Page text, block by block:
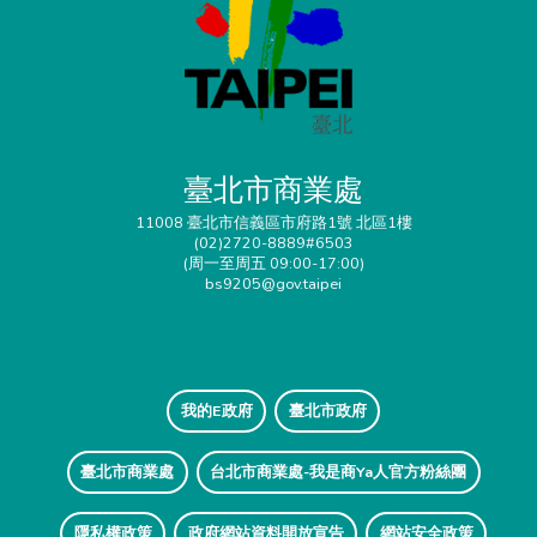
臺北市商業處
11008 臺北市信義區市府路1號 北區1樓
(02)2720-8889#6503
(周一至周五 09:00-17:00)
bs9205@gov.taipei
我的E政府 臺北市政府
臺北市商業處 台北市商業處-我是商Ya人官方粉絲團